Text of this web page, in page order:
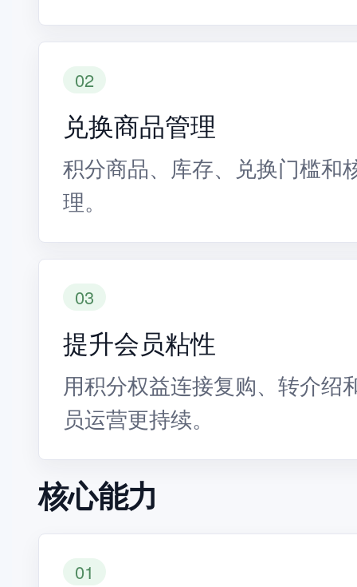
02
兑换商品管理
积分商品、库存、兑换门槛和
理。
03
提升会员粘性
用积分权益连接复购、转介绍
员运营更持续。
核心能力
01